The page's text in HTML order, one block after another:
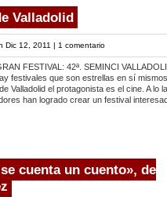
Valladolid
Dic 12, 2011 | 1 comentario
FESTIVAL: 42ª. SEMINCI
festivales que son estrellas en sí
Valladolid el protagonista es el cine. A lo
han logrado crear un festival
cuenta un cuento», de